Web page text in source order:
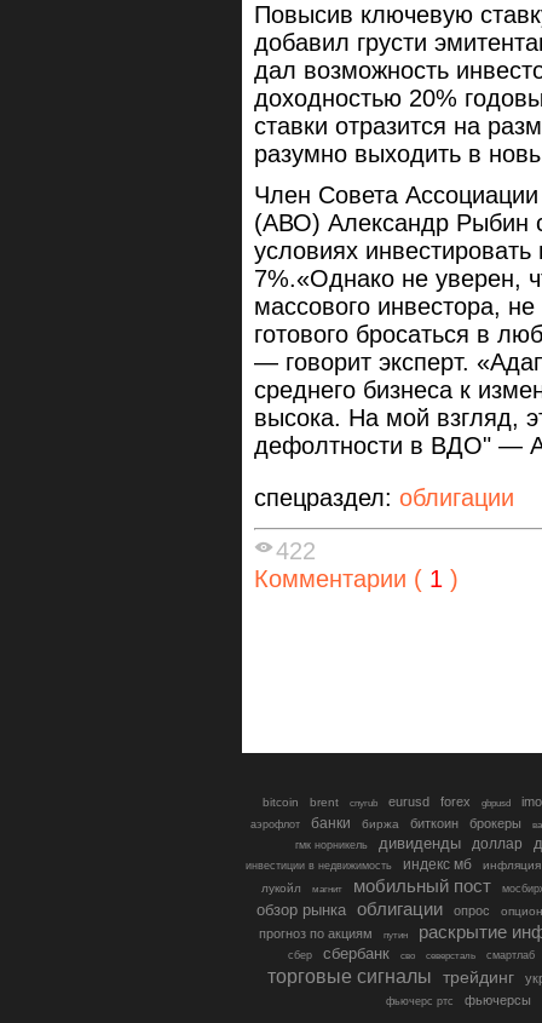
Повысив ключевую
добавил грусти
дал возможность
доходностью 20%
ставки отразится на
разумно выходить в
Член Совета
(АВО) Александр Рыбин
условиях
7%.«Однако не уверен,
массового инвестора,
готового бросаться в
— говорит эксперт.
среднего бизнеса к
высока. На мой взгляд,
дефолтности в ВДО" —
спецраздел: облигации
422
Комментарии ( 1 )
bitcoin brent cnyrub eurusd forex gbpusd
аэрофлот банки биржа биткоин брокеры
гмк норникель
дивиденды доллар
инвестиции в недвижимость индекс мб
инфляция
лукойл
магнит мобильный пост
обзор рынка облигации опрос
прогноз по акциям путин раскрытие
сбер сбербанк сво северсталь смартлаб
торговые сигналы трейдинг
фьючерс ртс фьючерсы